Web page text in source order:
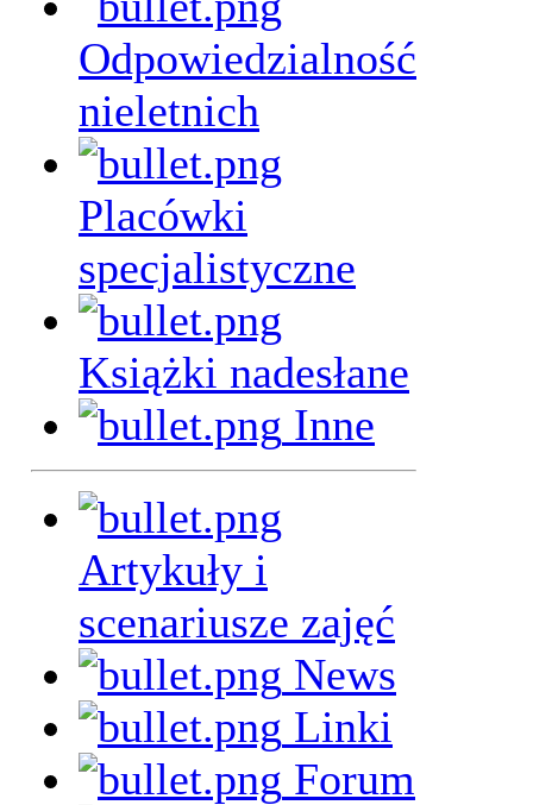
Odpowiedzialność
nieletnich
Placówki
specjalistyczne
Książki nadesłane
Inne
Artykuły i
scenariusze zajęć
News
Linki
Forum